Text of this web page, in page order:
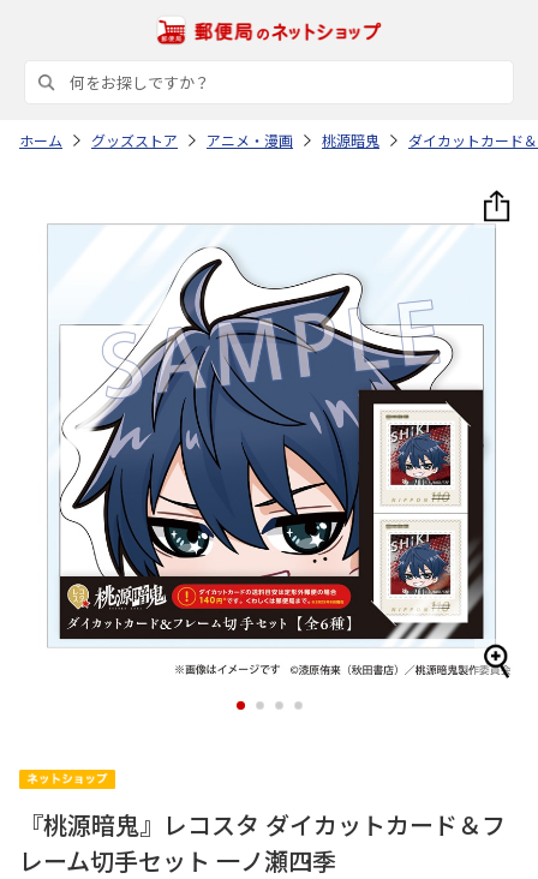
ホーム グッズストア アニメ・漫画 桃源暗鬼 ダイカットカード
1 2 3 4
『桃源暗鬼』レコスタ ダイカットカード＆フ
レーム切手セット 一ノ瀬四季